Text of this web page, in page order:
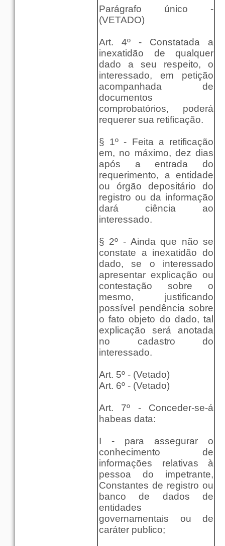
Parágrafo único -
(VETADO)
Art. 4º - Constatada a
inexatidão de qualquer
dado a seu respeito, o
interessado, em petição
acompanhada de
documentos
comprobatórios, poderá
requerer sua retificação.
§ 1º - Feita a retificação
em, no máximo, dez dias
após a entrada do
requerimento, a entidade
ou órgão depositário do
registro ou da informação
dará ciência ao
interessado.
§ 2º - Ainda que não se
constate a inexatidão do
dado, se o interessado
apresentar explicação ou
contestação sobre o
mesmo, justificando
possível pendência sobre
o fato objeto do dado, tal
explicação será anotada
no cadastro do
interessado.
Art. 5º - (Vetado)
Art. 6º - (Vetado)
Art. 7º - Conceder-se-á
habeas data:
I - para assegurar o
conhecimento de
informações relativas à
pessoa do impetrante,
Constantes de registro ou
banco de dados de
entidades
governamentais ou de
caráter publico;